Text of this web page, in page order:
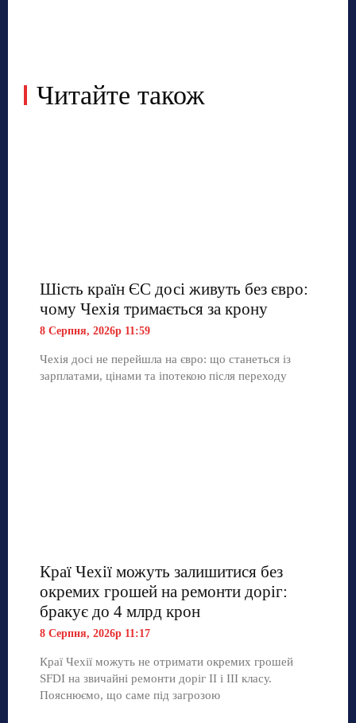
Читайте також
Шість країн ЄС досі живуть без євро:
чому Чехія тримається за крону
8 Серпня, 2026р 11:59
Чехія досі не перейшла на євро: що станеться із
зарплатами, цінами та іпотекою після переходу
Краї Чехії можуть залишитися без
окремих грошей на ремонти доріг:
бракує до 4 млрд крон
8 Серпня, 2026р 11:17
Краї Чехії можуть не отримати окремих грошей
SFDI на звичайні ремонти доріг II і III класу.
Пояснюємо, що саме під загрозою